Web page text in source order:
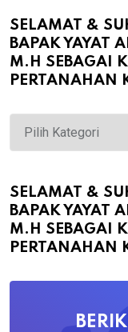
SELAMAT &
BAPAK YAYAT
M.H SEBAGAI
PERTANAHAN
Selamat
&
atas
Dilantiknya
Bapak
Ahadiat
SELAMAT &
BAPAK YAYAT
M.H SEBAGAI
PERTANAHAN